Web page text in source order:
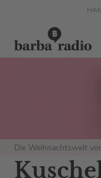
Die Weihnachtswelt